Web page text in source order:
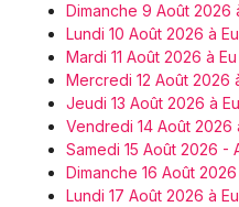
Dimanche 9 Août 2026
Lundi 10 Août 2026 à Eu
Mardi 11 Août 2026 à Eu
Mercredi 12 Août 2026
Jeudi 13 Août 2026 à Eu
Vendredi 14 Août 2026
Samedi 15 Août 2026 -
Dimanche 16 Août 2026
Lundi 17 Août 2026 à Eu